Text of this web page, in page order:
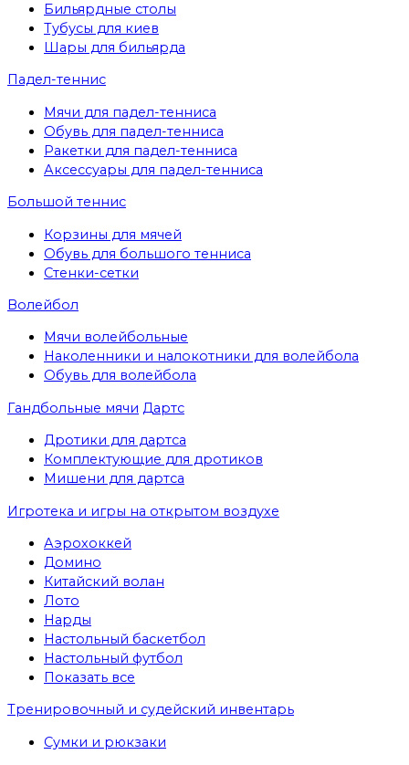
Бильярдные столы
Тубусы для киев
Шары для бильярда
Падел-теннис
Мячи для падел-тенниса
Обувь для падел-тенниса
Ракетки для падел-тенниса
Аксессуары для падел-тенниса
Большой теннис
Корзины для мячей
Обувь для большого тенниса
Стенки-сетки
Волейбол
Мячи волейбольные
Наколенники и налокотники для волейбола
Обувь для волейбола
Гандбольные мячи Дартс
Дротики для дартса
Комплектующие для дротиков
Мишени для дартса
Игротека и игры на открытом воздухе
Аэрохоккей
Домино
Китайский волан
Лото
Нарды
Настольный баскетбол
Настольный футбол
Показать все
Тренировочный и судейский инвентарь
Сумки и рюкзаки